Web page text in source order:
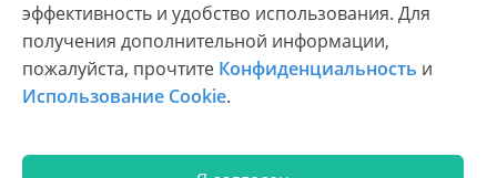
эффективность и удобство использования. Для
получения дополнительной информации,
пожалуйста, прочтите Конфиденциальность и
Использование Cookie.
Copyright © 2003-2026 CloudReports sp. z o.o. (dba
Stimulsoft). All rights reserved.
Конфиденциальность